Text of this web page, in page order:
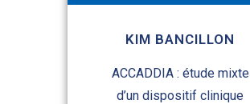
KIM BANCILLON
ACCADDIA : étude mixte
d’un dispositif clinique